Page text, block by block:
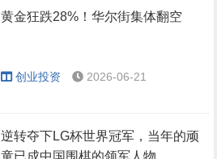
黄金狂跌28%！华尔街集体翻空
创业投资 2026-06-21
逆转夺下LG杯世界冠军，当年的顽
童已成中国围棋的领军人物